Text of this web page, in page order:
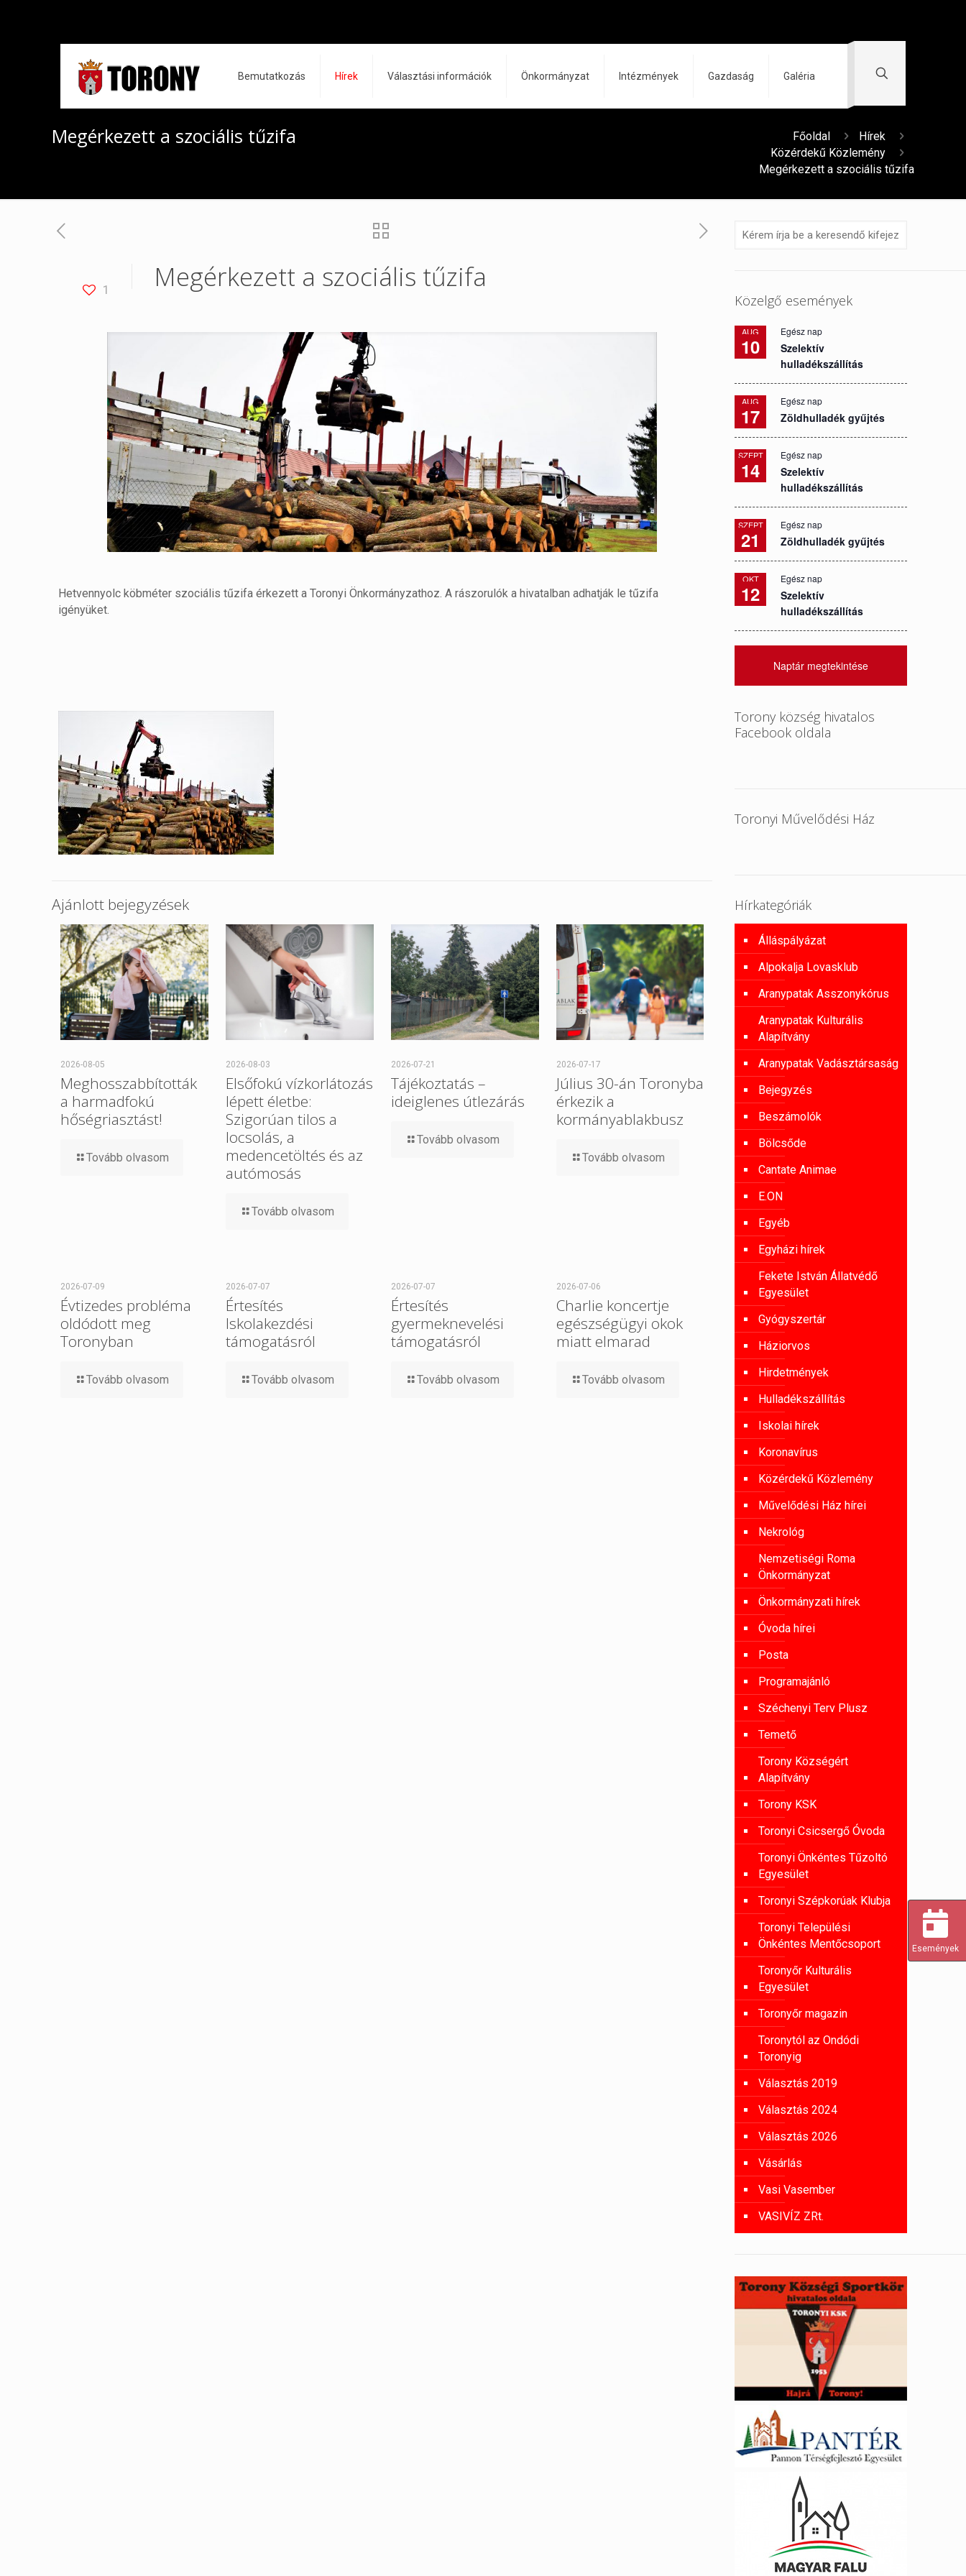
Bemutatkozás Hírek Választási információk Önkormányzat Intézmények Gazdaság Galéria
Megérkezett a szociális tűzifa Főoldal
Hírek
Közérdekű Közlemény
Megérkezett a szociális tűzifa
1 Megérkezett a szociális tűzifa
Hetvennyolc köbméter szociális tűzifa érkezett a Toronyi Önkormányzathoz. A rászorulók a hivatalban adhatják le tűzifa
igényüket.
Ajánlott bejegyzések
2026-08-05
Meghosszabbították
a harmadfokú
hőségriasztást!
Tovább olvasom
2026-08-03
Elsőfokú vízkorlátozás
lépett életbe:
Szigorúan tilos a
locsolás, a
medencetöltés és az
autómosás
Tovább olvasom
2026-07-21
Tájékoztatás –
ideiglenes útlezárás
Tovább olvasom
2026-07-17
Július 30-án Toronyba
érkezik a
kormányablakbusz
Tovább olvasom
2026-07-09
Évtizedes probléma
oldódott meg
Toronyban
Tovább olvasom
2026-07-07
Értesítés
Iskolakezdési
támogatásról
Tovább olvasom
2026-07-07
Értesítés
gyermeknevelési
támogatásról
Tovább olvasom
2026-07-06
Charlie koncertje
egészségügyi okok
miatt elmarad
Tovább olvasom
Közelgő események
AUG
10
Egész nap
Szelektív
hulladékszállítás
AUG
17
Egész nap
Zöldhulladék gyűjtés
SZEPT
14
Egész nap
Szelektív
hulladékszállítás
SZEPT
21
Egész nap
Zöldhulladék gyűjtés
OKT
12
Egész nap
Szelektív
hulladékszállítás
Naptár megtekintése
Torony község hivatalos
Facebook oldala
Toronyi Művelődési Ház
Hírkategóriák
Álláspályázat
Alpokalja Lovasklub
Aranypatak Asszonykórus
Aranypatak Kulturális
Alapítvány
Aranypatak Vadásztársaság
Bejegyzés
Beszámolók
Bölcsőde
Cantate Animae
E.ON
Egyéb
Egyházi hírek
Fekete István Állatvédő
Egyesület
Gyógyszertár
Háziorvos
Hirdetmények
Hulladékszállítás
Iskolai hírek
Koronavírus
Közérdekű Közlemény
Művelődési Ház hírei
Nekrológ
Nemzetiségi Roma
Önkormányzat
Önkormányzati hírek
Óvoda hírei
Posta
Programajánló
Széchenyi Terv Plusz
Temető
Torony Községért
Alapítvány
Torony KSK
Toronyi Csicsergő Óvoda
Toronyi Önkéntes Tűzoltó
Egyesület
Toronyi Szépkorúak Klubja
Toronyi Települési
Önkéntes Mentőcsoport
Toronyőr Kulturális
Egyesület
Toronyőr magazin
Toronytól az Ondódi
Toronyig
Választás 2019
Választás 2024
Választás 2026
Vásárlás
Vasi Vasember
VASIVÍZ ZRt.
Események